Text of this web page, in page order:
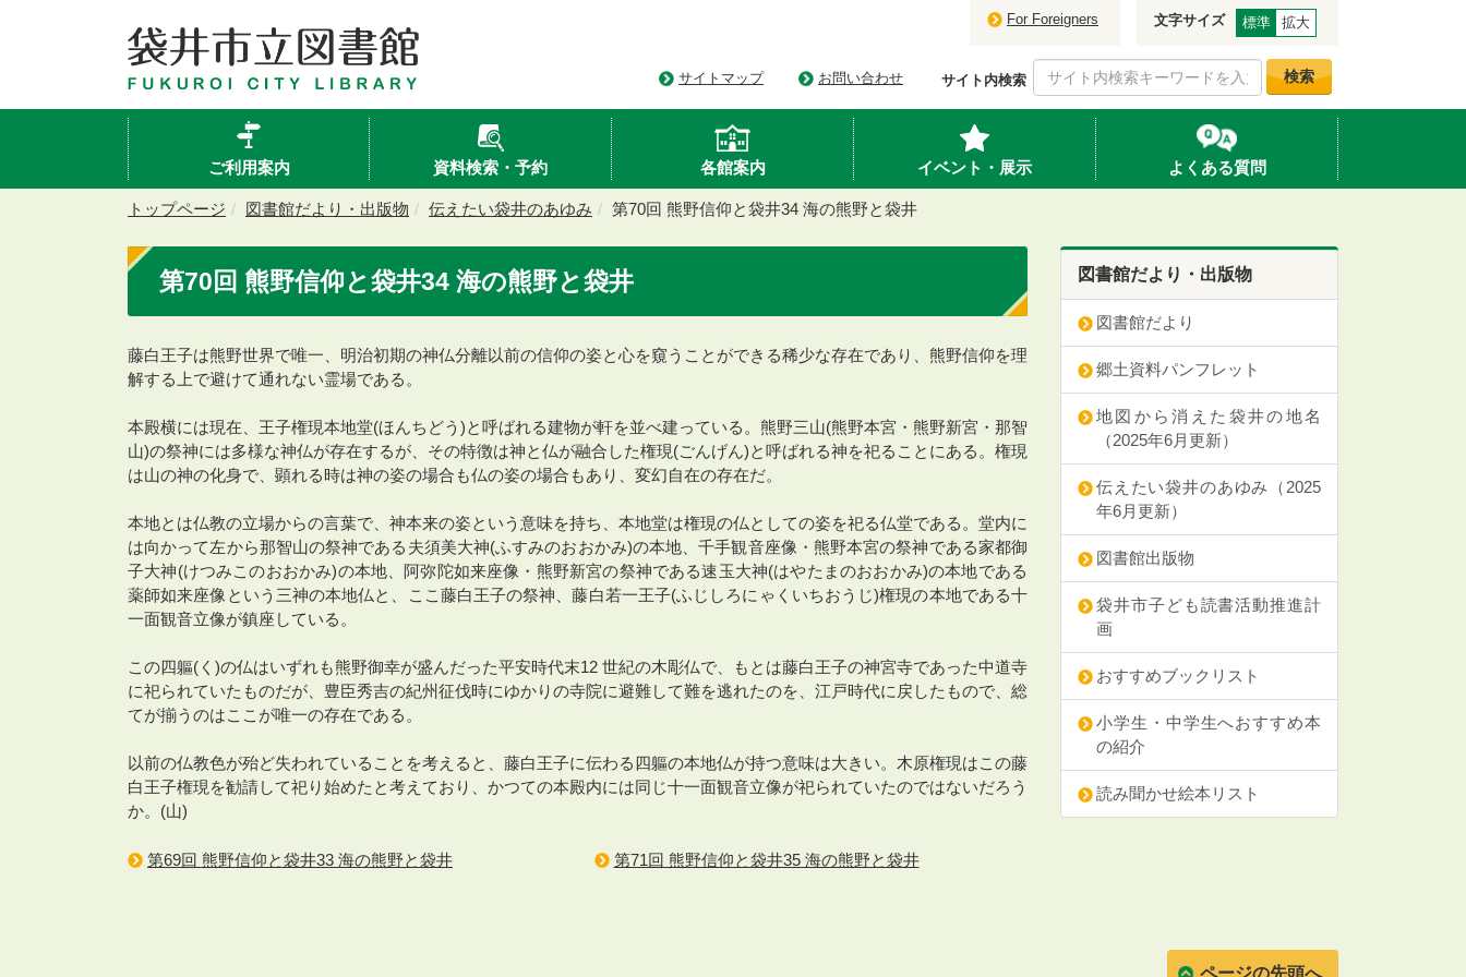
For Foreigners 文字サイズ 標準 拡大
サイトマップ お問い合わせ サイト内検索 検索
ご利用案内 資料検索・予約 各館案内 イベント・展示 よくある質問
トップページ 図書館だより・出版物 伝えたい袋井のあゆみ 第70回 熊野信仰と袋井34 海の熊野と袋井
第70回 熊野信仰と袋井34 海の熊野と袋井
藤白王子は熊野世界で唯一、明治初期の神仏分離以前の信仰の姿と心を窺うことができる稀少な存在であり、熊野信仰を理
解する上で避けて通れない霊場である。
本殿横には現在、王子権現本地堂(ほんちどう)と呼ばれる建物が軒を並べ建っている。熊野三山(熊野本宮・熊野新宮・那智
山)の祭神には多様な神仏が存在するが、その特徴は神と仏が融合した権現(ごんげん)と呼ばれる神を祀ることにある。権現
は山の神の化身で、顕れる時は神の姿の場合も仏の姿の場合もあり、変幻自在の存在だ。
本地とは仏教の立場からの言葉で、神本来の姿という意味を持ち、本地堂は権現の仏としての姿を祀る仏堂である。堂内に
は向かって左から那智山の祭神である夫須美大神(ふすみのおおかみ)の本地、千手観音座像・熊野本宮の祭神である家都御
子大神(けつみこのおおかみ)の本地、阿弥陀如来座像・熊野新宮の祭神である速玉大神(はやたまのおおかみ)の本地である
薬師如来座像という三神の本地仏と、ここ藤白王子の祭神、藤白若一王子(ふじしろにゃくいちおうじ)権現の本地である十
一面観音立像が鎮座している。
この四軀(く)の仏はいずれも熊野御幸が盛んだった平安時代末12 世紀の木彫仏で、もとは藤白王子の神宮寺であった中道寺
に祀られていたものだが、豊臣秀吉の紀州征伐時にゆかりの寺院に避難して難を逃れたのを、江戸時代に戻したもので、総
てが揃うのはここが唯一の存在である。
以前の仏教色が殆ど失われていることを考えると、藤白王子に伝わる四軀の本地仏が持つ意味は大きい。木原権現はこの藤
白王子権現を勧請して祀り始めたと考えており、かつての本殿内には同じ十一面観音立像が祀られていたのではないだろう
か。(山)
第69回 熊野信仰と袋井33 海の熊野と袋井 第71回 熊野信仰と袋井35 海の熊野と袋井
図書館だより・出版物
図書館だより
郷土資料パンフレット
地図から消えた袋井の地名
（2025年6月更新）
伝えたい袋井のあゆみ（2025
年6月更新）
図書館出版物
袋井市子ども読書活動推進計
画
おすすめブックリスト
小学生・中学生へおすすめ本
の紹介
読み聞かせ絵本リスト
ページの先頭へ